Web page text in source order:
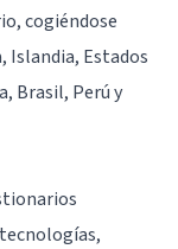
cogiéndose
Islandia, Estados
Brasil, Perú y